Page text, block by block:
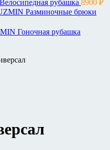
Велосипедная рубашка 8900 ₽
Разминочные брюки
Гоночная рубашка